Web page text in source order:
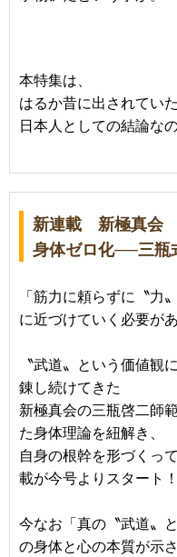
本特集は、
はるか昔に出されていた
日本人としての結論なの
新連載 新極真会
身体ゼロ化──三瓶
「筋力に頼らずに〝力
に近づけていく必要があ
〝武道〟という価値観
錬し続けてきた
新極真会の三瓶啓二師
た身体理論を紐解き、
自身の根幹を形づくっ
載が今号よりスタート！
今なお「真の〝武道〟
の身体と心の本質が示